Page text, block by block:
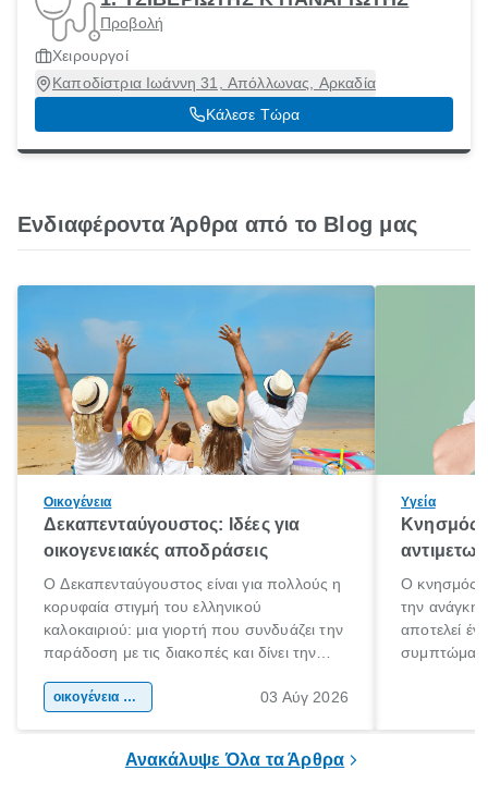
Προβολή
Χειρουργοί
Καποδίστρια Ιωάννη 31, Απόλλωνας, Αρκαδία
Κάλεσε Τώρα
Ενδιαφέροντα Άρθρα από το Blog μας
Οικογένεια
Δεκαπενταύγουστος: Ιδέες για
οικογενειακές αποδράσεις
Ο Δεκαπενταύγουστος είναι για πολλούς η
κορυφαία στιγμή του ελληνικού
καλοκαιριού: μια γιορτή που συνδυάζει την
παράδοση με τις διακοπές και δίνει την
χώρας. Είτε πρόκειται για λίγες μέρες
οικογένεια & παιδί 03 Αύγ 2026
Υγεία
Κνησμός:
Ο κνησμός
την ανάγκη
αποτελεί
Ανακάλυψε Όλα τα Άρθρα